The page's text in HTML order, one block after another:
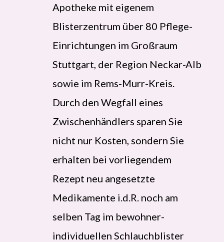
Apotheke mit eigenem
Blisterzentrum über 80 Pflege-
Einrichtungen im Großraum
Stuttgart, der Region Neckar-Alb
sowie im Rems-Murr-Kreis.
Durch den Wegfall eines
Zwischenhändlers sparen Sie
nicht nur Kosten, sondern Sie
erhalten bei vorliegendem
Rezept neu angesetzte
Medikamente i.d.R. noch am
selben Tag im bewohner-
individuellen Schlauchblister